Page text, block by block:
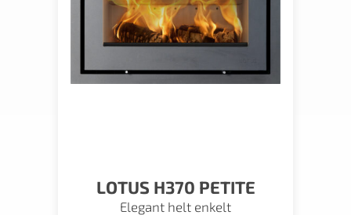
LOTUS H370 PETITE
Elegant helt enkelt